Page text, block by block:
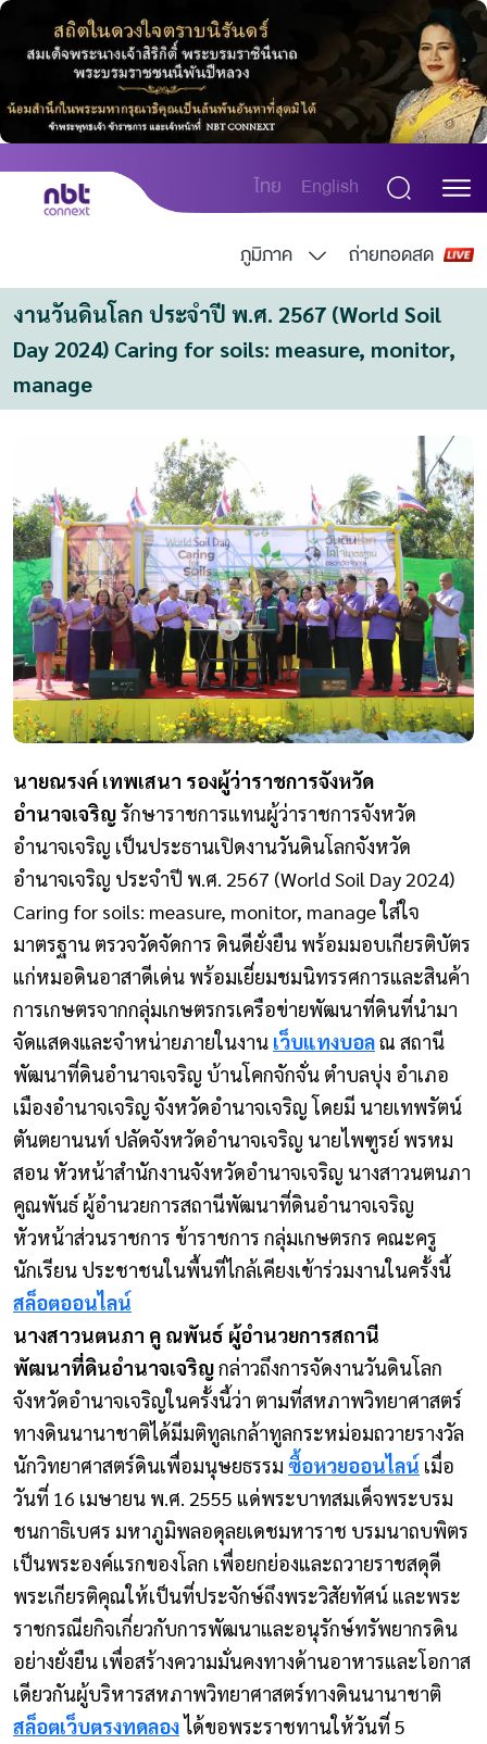
ไทย English
ภูมิภาค ถ่ายทอดสด
งานวันดินโลก ประจำปี พ.ศ. 2567 (World Soil
Day 2024) Caring for soils: measure, monitor,
manage
นายณรงค์ เทพเสนา รองผู้ว่าราชการจังหวัด
อำนาจเจริญรักษาราชการแทนผู้ว่าราชการจังหวัด
อำนาจเจริญ เป็นประธานเปิดงานวันดินโลกจังหวัด
อำนาจเจริญ ประจำปี พ.ศ. 2567 (World Soil Day 2024)
Caring for soils: measure, monitor, manage ใส่ใจ
มาตรฐาน ตรวจวัดจัดการ ดินดียั่งยืน พร้อมมอบเกียรติบัตร
แก่หมอดินอาสาดีเด่น พร้อมเยี่ยมชมนิทรรศการและสินค้า
การเกษตรจากกลุ่มเกษตรกรเครือข่ายพัฒนาที่ดินที่นำมา
จัดแสดงและจำหน่ายภายในงาน เว็บแทงบอลณ สถานี
พัฒนาที่ดินอำนาจเจริญ บ้านโคกจักจั่น ตำบลบุ่ง อำเภอ
เมืองอำนาจเจริญ จังหวัดอำนาจเจริญโดยมี นายเทพรัตน์
ตันตยานนท์ ปลัดจังหวัดอำนาจเจริญ นายไพฑูรย์ พรหม
สอน หัวหน้าสำนักงานจังหวัดอำนาจเจริญ นางสาวนตนภา
คูณพันธ์ ผู้อำนวยการสถานีพัฒนาที่ดินอำนาจเจริญ
หัวหน้าส่วนราชการ ข้าราชการ กลุ่มเกษตรกร คณะครู
นักเรียน ประชาชนในพื้นที่ไกล้เคียงเข้าร่วมงานในครั้งนี้
สล็อตออนไลน์
นางสาวนตนภา คู ณพันธ์ ผู้อำนวยการสถานี
พัฒนาที่ดินอำนาจเจริญกล่าวถึงการจัดงานวันดินโลก
จังหวัดอำนาจเจริญในครั้งนี้ว่า ตามที่สหภาพวิทยาศาสตร์
ทางดินนานาชาติได้มีมติทูลเกล้าทูลกระหม่อมถวายรางวัล
นักวิทยาศาสตร์ดินเพื่อมนุษยธรรม ซื้อหวยออนไลน์ เมื่อ
วันที่ 16 เมษายน พ.ศ. 2555 แด่พระบาทสมเด็จพระบรม
ชนกาธิเบศร มหาภูมิพลอดุลยเดชมหาราช บรมนาถบพิตร
เป็นพระองค์แรกของโลก เพื่อยกย่องและถวายราชสดุดี
พระเกียรติคุณให้เป็นที่ประจักษ์ถึงพระวิสัยทัศน์ และพระ
ราชกรณียกิจเกี่ยวกับการพัฒนาและอนุรักษ์ทรัพยากรดิน
อย่างยั่งยืน เพื่อสร้างความมั่นคงทางด้านอาหารและโอกาส
เดียวกันผู้บริหารสหภาพวิทยาศาสตร์ทางดินนานาชาติ
สล็อตเว็บตรงทดลองได้ขอพระราชทานให้วันที่ 5